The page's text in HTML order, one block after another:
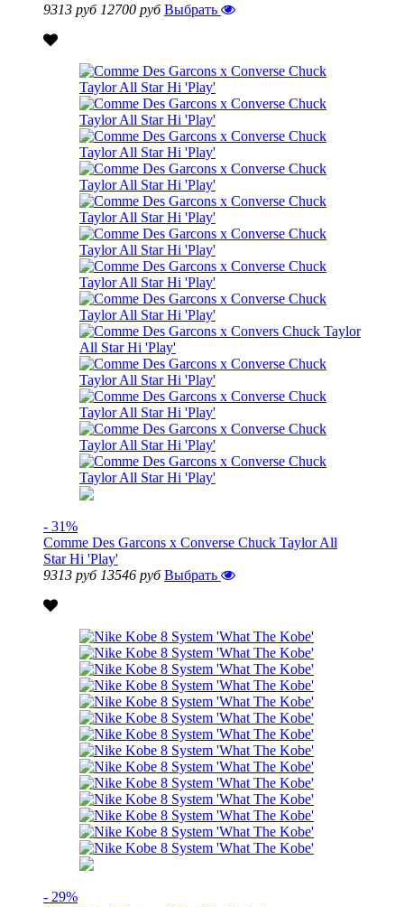
9313 руб 12700 руб Выбрать
- 31%
Comme Des Garcons x Converse Chuck Taylor All
Star Hi 'Play'
9313 руб 13546 руб Выбрать
- 29%